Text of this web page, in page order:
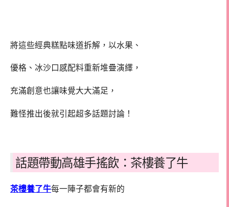
將這些經典糕點味道拆解，以水果、
優格、冰沙口感配料重新堆疊演繹，
充滿創意也讓味覺大大滿足，
難怪推出後就引起超多話題討論！
話題帶動高雄手搖飲：茶樓養了牛
茶樓養了牛每一陣子都會有新的